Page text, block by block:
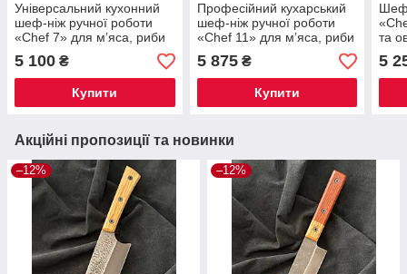
Універсальний кухонний
шеф-ніж ручної роботи
«Chef 7» для м’яса, риби
та овочів, нержавіюча
сталь N690 (60 HRC),
руків’я айронвуд
5 100 ₴
Купити
Професійний кухарський
шеф-ніж ручної роботи
«Chef 11» для м’яса, риби
та овочів, нержавіюча
сталь N690 (60 HRC),
руків’я мікарта
5 875₴
Купити
та
5
Акційні пропозиції та новинки
–12% –12%